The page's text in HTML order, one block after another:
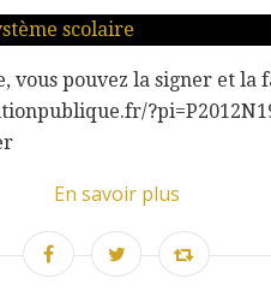
vous pouvez la signer et la
En savoir plus